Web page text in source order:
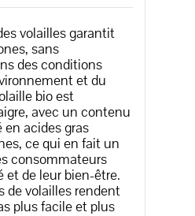
volailles garantit
sans
des conditions
et du
bio est
avec un contenu
acides gras
ce qui en fait un
consommateurs
et de leur bien-être.
de volailles rendent
plus facile et plus